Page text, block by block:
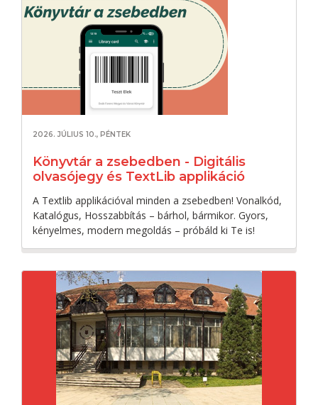
2026. JÚLIUS 10., PÉNTEK
Könyvtár a zsebedben - Digitális
olvasójegy és TextLib applikáció
A Textlib applikációval minden a zsebedben! Vonalkód,
Katalógus, Hosszabbítás – bárhol, bármikor. Gyors,
kényelmes, modern megoldás – próbáld ki Te is!